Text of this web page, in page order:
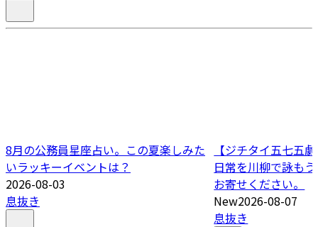
8月の公務員星座占い。この夏楽しみた
いラッキーイベントは？
2026-08-03
息抜き
【ジチタイ五七五
日常を川柳で詠も
お寄せください。
New2026-08-07
息抜き